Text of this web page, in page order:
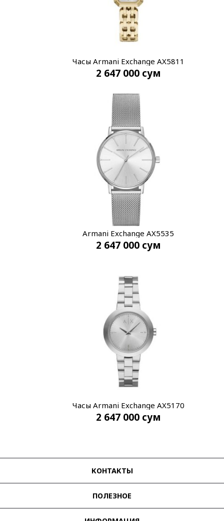
Часы Armani Exchange AX5811
2 647 000 сум
Armani Exchange AX5535
2 647 000 сум
Часы Armani Exchange AX5170
2 647 000 сум
КОНТАКТЫ
ПОЛЕЗНОЕ